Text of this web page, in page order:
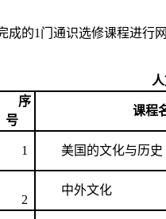
成的1门通识选修课程进
序
号
课程
1 美国的文化与历史
2
中外文化